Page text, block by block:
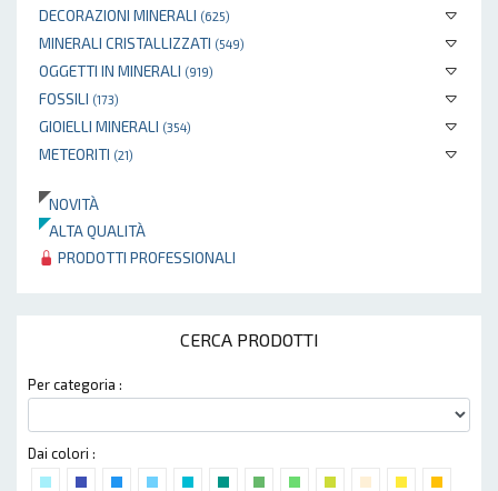
DECORAZIONI MINERALI (625)
MINERALI CRISTALLIZZATI (549)
OGGETTI IN MINERALI (919)
FOSSILI (173)
GIOIELLI MINERALI (354)
METEORITI (21)
NOVITÀ
ALTA QUALITÀ
PRODOTTI PROFESSIONALI
CERCA PRODOTTI
Per categoria :
Dai colori :